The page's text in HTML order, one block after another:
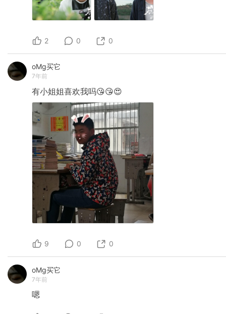
2 0 0
oMg买它
7年前
有小姐姐喜欢我吗😘😘😍
9 0 0
oMg买它
7年前
嗯